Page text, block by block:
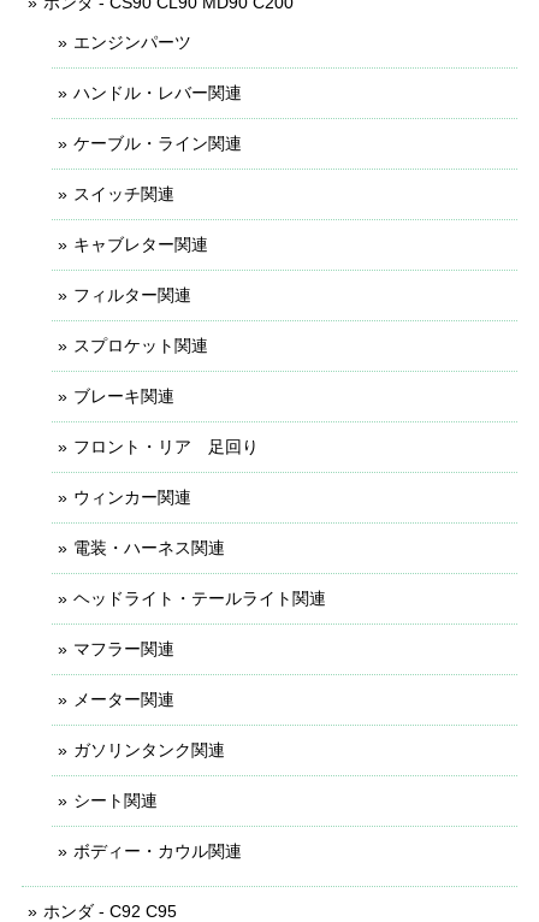
エンジンパーツ
ハンドル・レバー関連
ケーブル・ライン関連
スイッチ関連
キャブレター関連
フィルター関連
スプロケット関連
ブレーキ関連
フロント・リア 足回り
ウィンカー関連
電装・ハーネス関連
ヘッドライト・テールライト関連
マフラー関連
メーター関連
ガソリンタンク関連
シート関連
ボディー・カウル関連
ホンダ - C92 C95